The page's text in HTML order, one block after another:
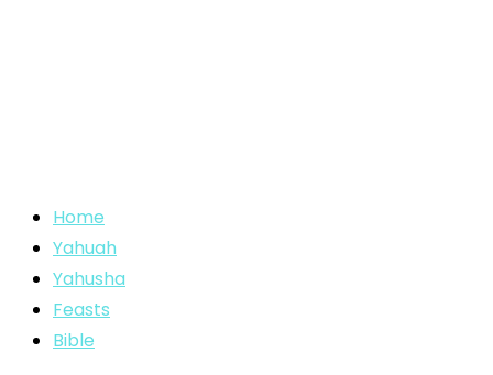
Home
Yahuah
Yahusha
Feasts
Bible